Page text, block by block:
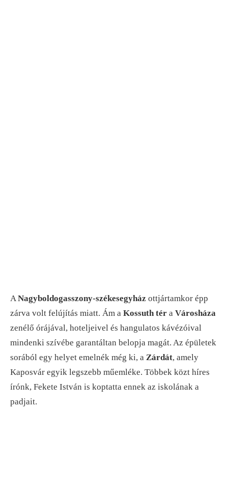
ANagyboldogasszony-székesegyház ottjártamkor épp
zárva volt felújítás miatt. Ám a Kossuth tér a Városháza
zenélő órájával, hoteljeivel és hangulatos kávézóival
mindenki szívébe garantáltan belopja magát. Az épületek
sorából egy helyet emelnék még ki, a Zárdát, amely
Kaposvár egyik legszebb műemléke. Többek közt híres
írónk, Fekete István is koptatta ennek az iskolának a
padjait.